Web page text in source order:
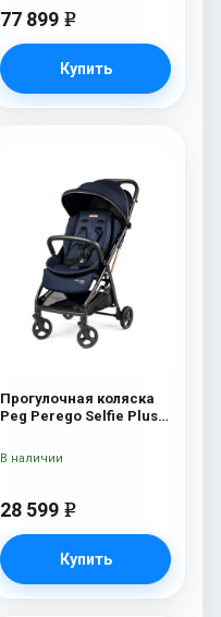
77 899 e
Купить
Прогулочная коляска
Peg Perego Selfie Plus
28 599 e
Купить
В наличии